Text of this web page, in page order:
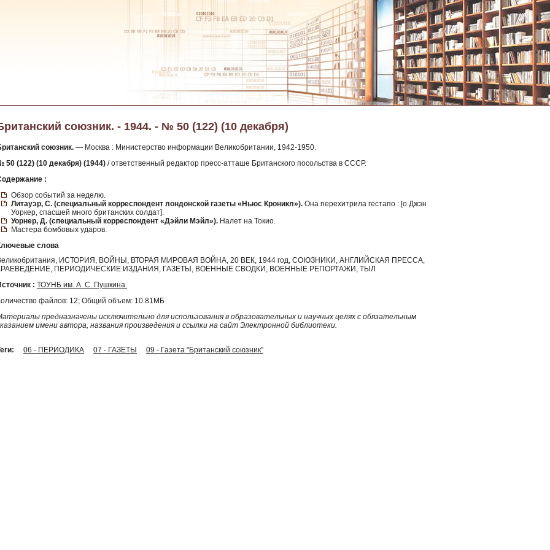
союзник. - 1944. - № 50 (122) (10 декабря)
союзник. — Москва : Министерство информации Великобритании, 1942-1950.
50 (122) (10 декабря) (1944) / ответственный редактор пресс-атташе Британского посольства в СССР.
:
Обзор событий за неделю.
Литауэр, С. (специальный корреспондент лондонской газеты «Ньюс Кроникл»). Она перехитрила гестапо : [о Джэн
Уоркер, спасшей много британских солдат].
Уорнер, Д. (специальный корреспондент «Дэйли Мэйл»). Налет на Токио.
Мастера бомбовых ударов.
слова
ИСТОРИЯ, ВОЙНЫ, ВТОРАЯ МИРОВАЯ ВОЙНА, 20 ВЕК, 1944 год, СОЮЗНИКИ, АНГЛИЙСКАЯ ПРЕССА,
ПЕРИОДИЧЕСКИЕ ИЗДАНИЯ, ГАЗЕТЫ, ВОЕННЫЕ СВОДКИ, ВОЕННЫЕ РЕПОРТАЖИ, ТЫЛ
: ТОУНБ им. А. С. Пушкина.
файлов: 12; Общий объем: 10.81МБ
предназначены исключительно для использования в образовательных и научных целях с обязательным
имени автора, названия произведения и ссылки на сайт Электронной библиотеки.
06 - ПЕРИОДИКА 07 - ГАЗЕТЫ 09 - Газета "Британский союзник"